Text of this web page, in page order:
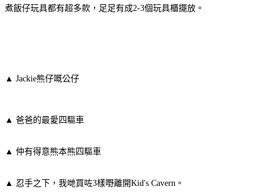
煮飯仔玩具都有超多款，足足有成2-3個玩具櫃擺放。
▲ Jackie熊仔嘅公仔
▲ 爸爸的最愛四驅車
▲ 仲有得意熊本熊四驅車
▲ 忍手之下，我哋買咗3樣嘢離開Kid's Cavern。